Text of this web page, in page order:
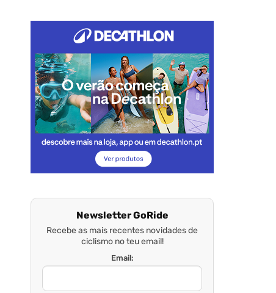
Newsletter GoRide
Recebe as mais recentes novidades de
ciclismo no teu email!
Email: